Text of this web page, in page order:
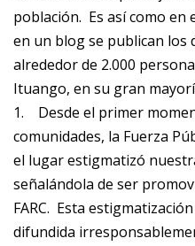
población. Es así como en
en un blog se publican los
alrededor de 2.000
Ituango, en su gran
1. Desde el primer
comunidades, la Fuerza
el lugar estigmatizó
señalándola de ser
FARC. Esta
difundida